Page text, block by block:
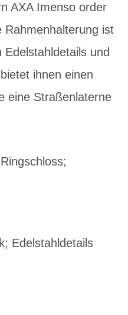
AXA Imenso order
Rahmenhalterung ist
und
ihnen einen
eine Straßenlaterne
Edelstahldetails